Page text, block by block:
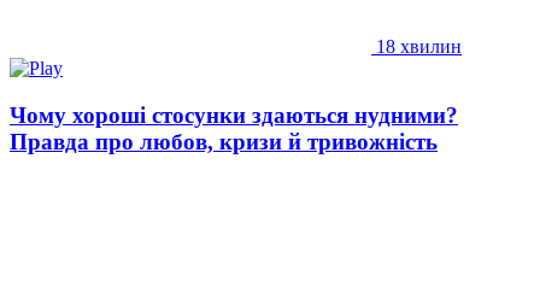
18 хвилин
Чому хороші стосунки здаються нудними?
Правда про любов, кризи й тривожність